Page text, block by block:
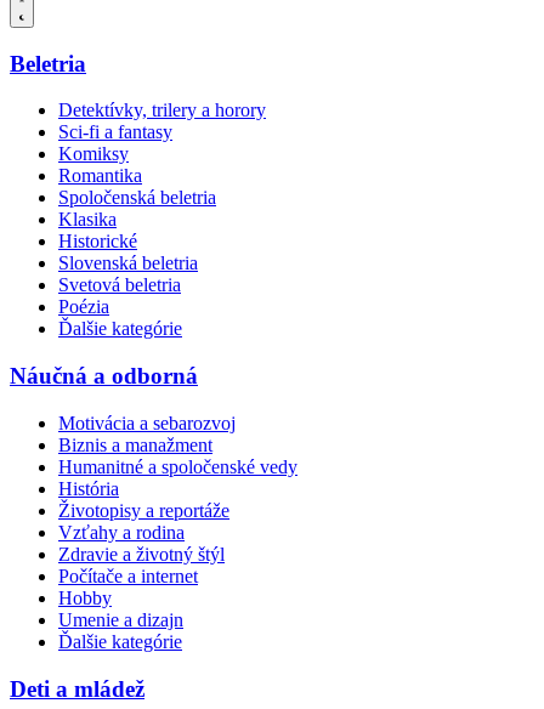
Beletria
Detektívky, trilery a horory
Sci-fi a fantasy
Komiksy
Romantika
Spoločenská beletria
Klasika
Historické
Slovenská beletria
Svetová beletria
Poézia
Ďalšie kategórie
Náučná a odborná
Motivácia a sebarozvoj
Biznis a manažment
Humanitné a spoločenské vedy
História
Životopisy a reportáže
Vzťahy a rodina
Zdravie a životný štýl
Počítače a internet
Hobby
Umenie a dizajn
Ďalšie kategórie
Deti a mládež